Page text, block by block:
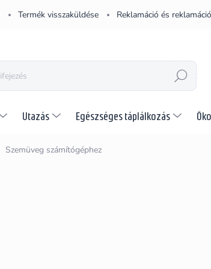
Termék visszaküldése Reklamáció és
KERESÉS
Utazás Egészséges táplálkozás
Szemüveg számítógéphez